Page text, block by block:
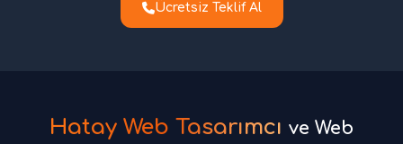
Ücretsiz Teklif Al
Hatay Web Tasarımcı ve Web